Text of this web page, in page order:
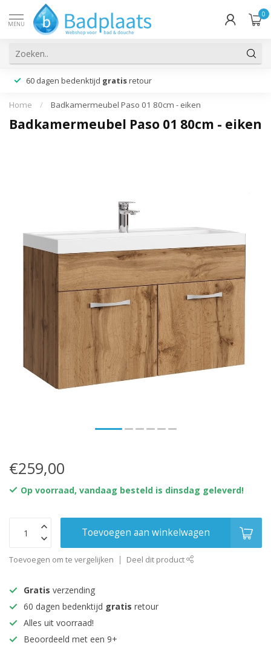
MENU
0
60 dagen bedenktijd gratis retour
Home / Badkamermeubel Paso 01 80cm - eiken
Badkamermeubel Paso 01 80cm - eiken
€259,00
Op voorraad, vandaag besteld is dinsdag geleverd!
Toevoegen aan winkelwagen
Toevoegen om te vergelijken Deel dit product
Gratis verzending
60 dagen bedenktijd gratis retour
Alles uit voorraad!
Beoordeeld met een 9+